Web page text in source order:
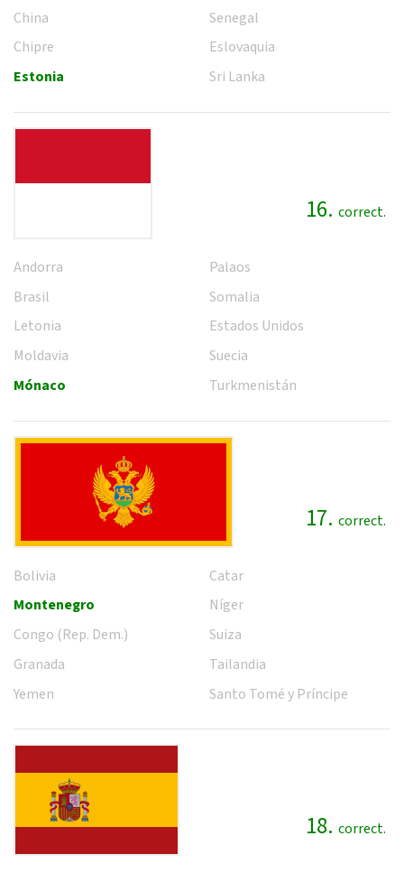
China
Chipre
Estonia
Senegal
Eslovaquia
Sri Lanka
16. correct.
Andorra
Brasil
Letonia
Moldavia
Mónaco
Palaos
Somalia
Estados Unidos
Suecia
Turkmenistán
17. correct.
Bolivia
Montenegro
Congo (Rep. Dem.)
Granada
Yemen
Catar
Níger
Suiza
Tailandia
Santo Tomé y Príncipe
18. correct.